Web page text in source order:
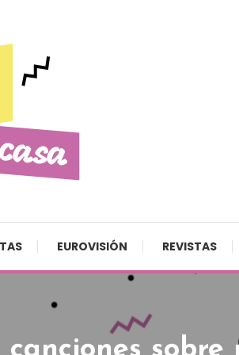
EUROVISIÓN REVISTAS